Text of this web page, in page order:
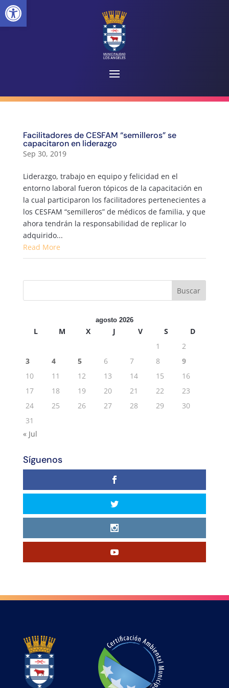
Facilitadores de CESFAM “semilleros” se
capacitaron en liderazgo
Sep 30, 2019
Liderazgo, trabajo en equipo y felicidad en el
entorno laboral fueron tópicos de la capacitación en
la cual participaron los facilitadores pertenecientes a
los CESFAM “semilleros” de médicos de familia, y que
ahora tendrán la responsabilidad de replicar lo
adquirido...
Read More
agosto 2026
L M X J V S
D
1
2
3
4 5 6 7 8
9
10
11 12 13 14 15
16
17
18 19 20 21 22
23
24
25 26 27 28 29
30
31
« Jul
Síguenos